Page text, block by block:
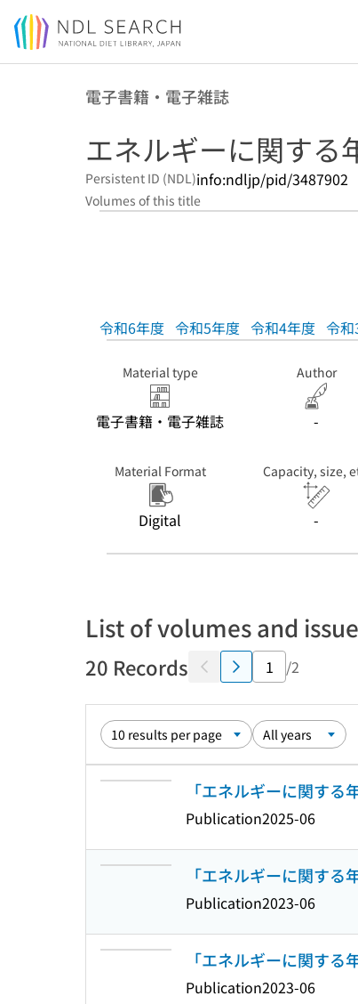
Jump to main content
電子書籍・電子雑誌
エネルギーに関する
Persistent ID (NDL)info:ndljp/pid/3487902
Volumes of this title
令和6年度 令和5年度 令和4年度 令
Material type
電子書籍・電子雑誌
Author
-
Material Format
Digital
Capacity, size,
-
List of volumes and
20 Records /2
「エネルギーに関す
Publication2025-06
「エネルギーに関す
Publication2023-06
「エネルギーに関す
Publication2023-06